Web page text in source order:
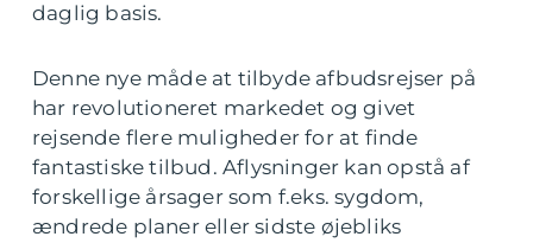
daglig basis.
Denne nye måde at tilbyde afbudsrejser på
har revolutioneret markedet og givet
rejsende flere muligheder for at finde
fantastiske tilbud. Aflysninger kan opstå af
forskellige årsager som f.eks. sygdom,
ændrede planer eller sidste øjebliks